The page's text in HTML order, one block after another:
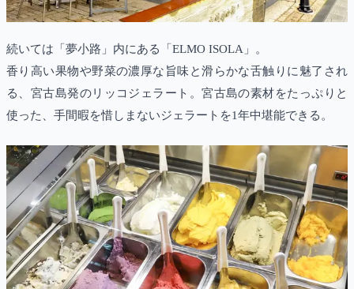
続いては「夢小路」内にある「ELMO ISOLA」。
香り高い果物や野菜の濃厚な旨味と滑らかな舌触りに魅了され
る、宮古島発のリッコジェラート。宮古島の素材をたっぷりと
使った、手間暇を惜しまないジェラートを1年中堪能できる。